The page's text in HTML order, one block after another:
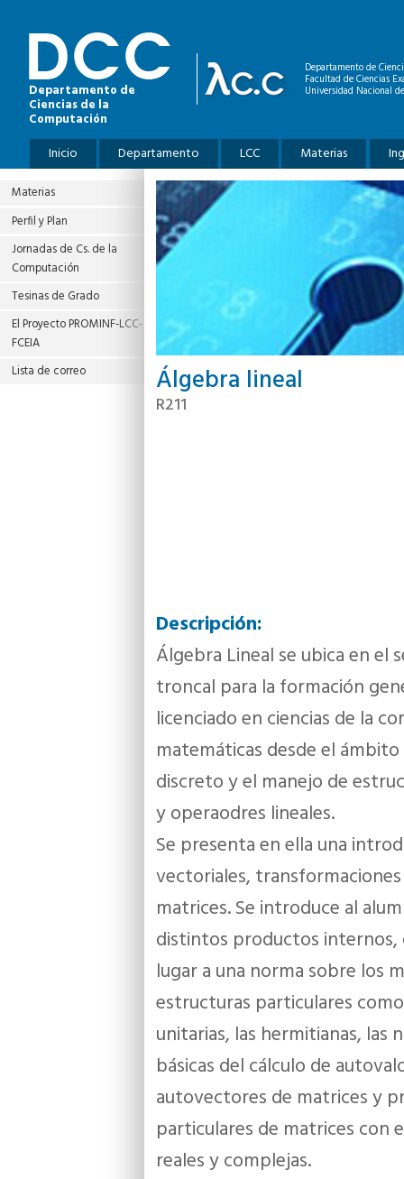
Departamento de
Ciencias de la
Computación
Departamento de
Facultad de Ciencias
Universidad Nacional
Menú principal
Inicio Departamento LCC Materias
Materias
Perfil y Plan
Jornadas de Cs. de la
Computación
Tesinas de Grado
El Proyecto PROMINF‐LCC‐
FCEIA
Lista de correo
Álgebra lineal
R211
Descripción:
Álgebra Lineal se ubica en el
troncal para la formación
licenciado en ciencias de la
matemáticas desde el
discreto y el manejo de
y operaodres lineales.
Se presenta en ella una
vectoriales,
matrices. Se introduce al
distintos productos internos,
lugar a una norma sobre los
estructuras particulares
unitarias, las hermitianas, las
básicas del cálculo de
autovectores de matrices y
particulares de matrices con
reales y complejas.